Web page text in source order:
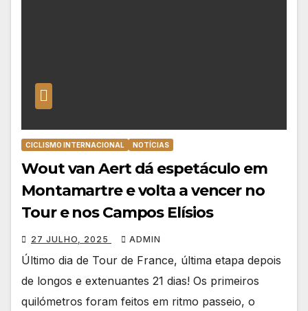
CICLISMO INTERNACIONAL NOTÍCIAS
Wout van Aert dá espetáculo em
Montamartre e volta a vencer no
Tour e nos Campos Elísios
27 JULHO, 2025 ADMIN
Último dia de Tour de France, última etapa depois
de longos e extenuantes 21 dias! Os primeiros
quilómetros foram feitos em ritmo passeio, o